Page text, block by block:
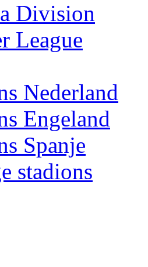
Division
League
Nederland
Engeland
Spanje
stadions